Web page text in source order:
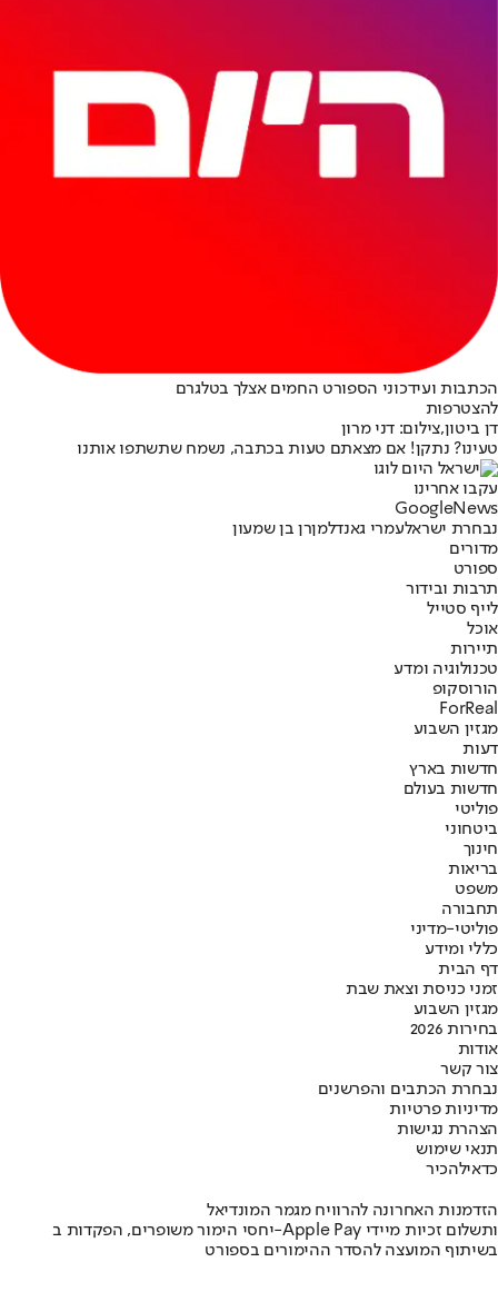
הכתבות ועידכוני הספורט החמים אצלך בטלגרם
להצטרפות
דן ביטון,צילום: דני מרון
טעינו? נתקן! אם מצאתם טעות בכתבה, נשמח שתשתפו אותנו
עקבו אחרינו
Googl eNews
נבחרת ישראלעמרי גאנדלמןרן בן שמעון
מדורים
ספורט
תרבות ובידור
לייף סטייל
אוכל
תיירות
טכנולוגיה ומדע
הורוסקופ
ForReal
מגזין השבוע
דעות
חדשות בארץ
חדשות בעולם
פוליטי
ביטחוני
חינוך
בריאות
משפט
תחבורה
פוליטי-מדיני
כללי ומידע
דף הבית
זמני כניסת וצאת שבת
מגזין השבוע
בחירות 2026
אודות
צור קשר
נבחרת הכתבים והפרשנים
מדיניות פרטיות
הצהרת נגישות
תנאי שימוש
כדאילהכיר
הזדמנות האחרונה להרוויח מגמר המונדיאל
יחסי הימור משופרים, הפקדות ב-Apple Pay ותשלום זכיות מיידי
בשיתוף המועצה להסדר ההימורים בספורט